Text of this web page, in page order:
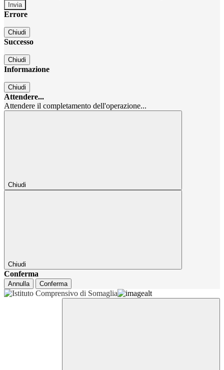
Errore
Chiudi
Successo
Chiudi
Informazione
Chiudi
Attendere...
Attendere il completamento dell'operazione...
Chiudi
Chiudi
Conferma
Annulla Conferma